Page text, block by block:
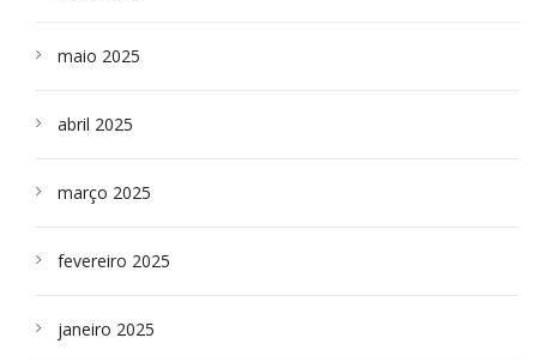
maio 2025
abril 2025
março 2025
fevereiro 2025
janeiro 2025